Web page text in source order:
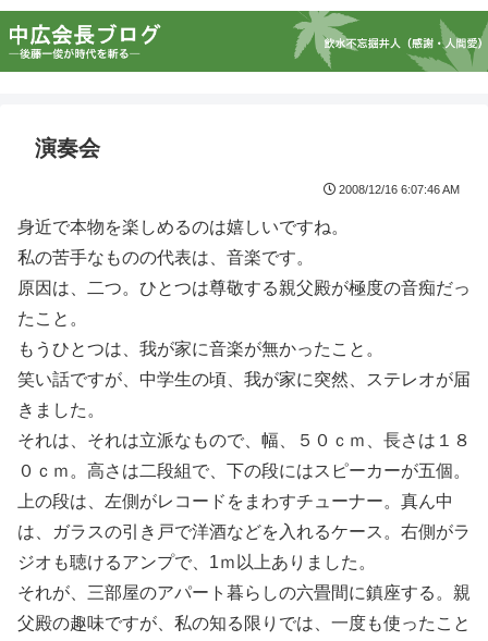
演奏会
2008/12/16 6:07:46 AM
身近で本物を楽しめるのは嬉しいですね。
私の苦手なものの代表は、音楽です。
原因は、二つ。ひとつは尊敬する親父殿が極度の音痴だっ
たこと。
もうひとつは、我が家に音楽が無かったこと。
笑い話ですが、中学生の頃、我が家に突然、ステレオが届
きました。
それは、それは立派なもので、幅、５０ｃｍ、長さは１８
０ｃｍ。高さは二段組で、下の段にはスピーカーが五個。
上の段は、左側がレコードをまわすチューナー。真ん中
は、ガラスの引き戸で洋酒などを入れるケース。右側がラ
ジオも聴けるアンプで、1ｍ以上ありました。
それが、三部屋のアパート暮らしの六畳間に鎮座する。親
父殿の趣味ですが、私の知る限りでは、一度も使ったこと